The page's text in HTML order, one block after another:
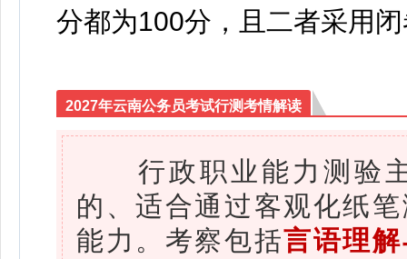
分都为100分，且二者采用
2027年云南公务员考试行测考情解读
行政职业能力测验主
的、适合通过客观化纸
能力。考察包括言语理